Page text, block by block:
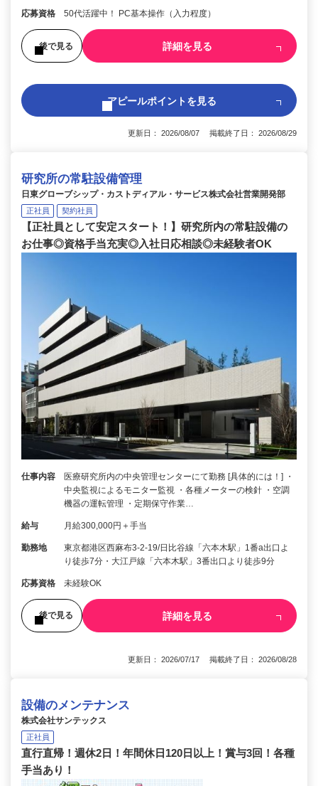
応募資格 50代活躍中！ PC基本操作（入力程度）
後で見る 詳細を見る
アピールポイントを見る
更新日： 2026/08/07 掲載終了日： 2026/08/29
研究所の常駐設備管理
日東グローブシップ・カストディアル・サービス株式会社営業開発部
正社員 契約社員
【正社員として安定スタート！】研究所内の常駐設備の
お仕事◎資格手当充実◎入社日応相談◎未経験者OK
仕事内容
医療研究所内の中央管理センターにて勤務 [具体的には！] ・
中央監視によるモニター監視 ・各種メーターの検針 ・空調
機器の運転管理 ・定期保守作業…
給与 月給300,000円＋手当
勤務地
東京都港区西麻布3-2-19/日比谷線「六本木駅」1番a出口よ
り徒歩7分・大江戸線「六本木駅」3番出口より徒歩9分
応募資格 未経験OK
後で見る 詳細を見る
更新日： 2026/07/17 掲載終了日： 2026/08/28
設備のメンテナンス
株式会社サンテックス
正社員
直行直帰！週休2日！年間休日120日以上！賞与3回！各種
手当あり！